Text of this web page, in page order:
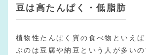
豆は高たんぱく・低脂肪
植物性たんぱく質の食べ物といえ
ぶのは豆腐や納豆という人が多いの